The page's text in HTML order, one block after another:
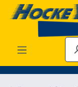
Zum Hauptinhalt